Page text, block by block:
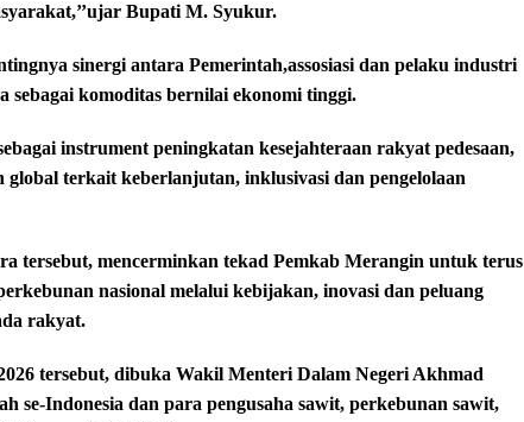
Bupati M. Syukur.
sinergi antara Pemerintah,assosiasi dan pelaku industri
komoditas bernilai ekonomi tinggi.
instrument peningkatan kesejahteraan rakyat pedesaan,
global terkait keberlanjutan, inklusivasi dan pengelolaan
tersebut, mencerminkan tekad Pemkab Merangin untuk terus
nasional melalui kebijakan, inovasi dan peluang
rakyat.
tersebut, dibuka Wakil Menteri Dalam Negeri Akhmad
se-Indonesia dan para pengusaha sawit, perkebunan sawit,